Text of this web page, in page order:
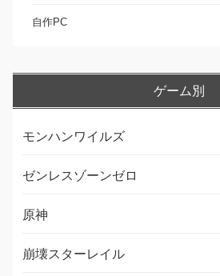
自作PC
ゲーム別
モンハンワイルズ
ゼンレスゾーンゼロ
原神
崩壊スターレイル